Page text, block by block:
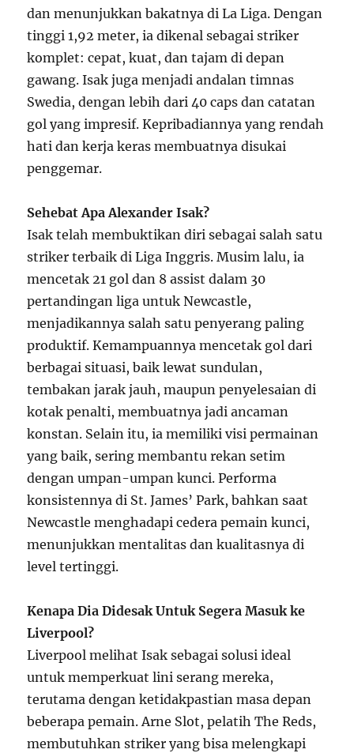
dan menunjukkan bakatnya di La Liga. Dengan
tinggi 1,92 meter, ia dikenal sebagai striker
komplet: cepat, kuat, dan tajam di depan
gawang. Isak juga menjadi andalan timnas
Swedia, dengan lebih dari 40 caps dan catatan
gol yang impresif. Kepribadiannya yang rendah
hati dan kerja keras membuatnya disukai
penggemar.
Sehebat Apa Alexander Isak?
Isak telah membuktikan diri sebagai salah satu
striker terbaik di Liga Inggris. Musim lalu, ia
mencetak 21 gol dan 8 assist dalam 30
pertandingan liga untuk Newcastle,
menjadikannya salah satu penyerang paling
produktif. Kemampuannya mencetak gol dari
berbagai situasi, baik lewat sundulan,
tembakan jarak jauh, maupun penyelesaian di
kotak penalti, membuatnya jadi ancaman
konstan. Selain itu, ia memiliki visi permainan
yang baik, sering membantu rekan setim
dengan umpan-umpan kunci. Performa
konsistennya di St. James’ Park, bahkan saat
Newcastle menghadapi cedera pemain kunci,
menunjukkan mentalitas dan kualitasnya di
level tertinggi.
Kenapa Dia Didesak Untuk Segera Masuk ke
Liverpool?
Liverpool melihat Isak sebagai solusi ideal
untuk memperkuat lini serang mereka,
terutama dengan ketidakpastian masa depan
beberapa pemain. Arne Slot, pelatih The Reds,
membutuhkan striker yang bisa melengkapi